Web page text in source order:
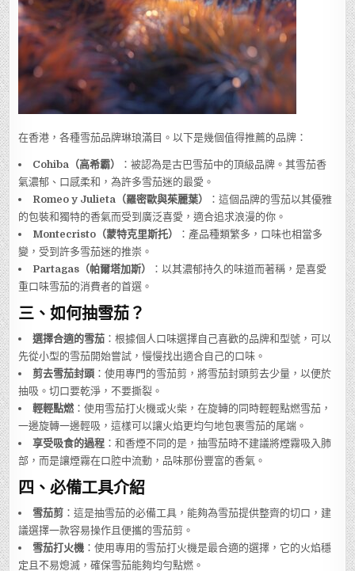
在香港，各種雪茄品牌琳琅滿目。以下是幾個值得推薦的品牌：
Cohiba（高希霸）
：被認為是古巴雪茄中的頂級品牌。其雪茄香
氣濃郁、口感柔和，為許多雪茄迷的最愛。
Romeo y Julieta（羅密歐與茱麗葉）
：這個品牌的雪茄以其優雅
的包裝和獨特的香氣而受到廣泛喜愛，適合追求浪漫的你。
Montecristo（蒙特克里斯托）
：產品種類繁多，口味也相當多
變，受到許多雪茄迷的推崇。
Partagas（帕爾塔加斯）
：以其濃郁持久的味道而著稱，是喜愛
重口味雪茄的消費者的首選。
三、如何抽雪茄？
選擇合適的雪茄 ：根據個人口味選擇自己喜歡的品牌和型號，可以
先從小型的雪茄開始嘗試，慢慢找出適合自己的口味。
剪去雪茄封頭 ：使用專門的雪茄剪，將雪茄封頭剪去少量，以便於
抽吸。切口要乾淨，不要撕裂。
輕輕點燃 ：使用雪茄打火機或火柴，在旋轉的同時輕輕點燃雪茄，
一邊旋轉一邊輕吸，這樣可以讓火焰更均勻地包裹雪茄的尾端。
享受吸食的過程 ：和香煙不同的是，抽雪茄時不建議將煙霧吸入肺
部，而是讓煙霧在口腔中流動，品味那份豐富的香氣。
四、必備工具介紹
雪茄剪 ：這是抽雪茄的必備工具，能夠為雪茄提供整齊的切口，建
議選擇一款容易操作且便攜的雪茄剪。
雪茄打火機 ：使用專用的雪茄打火機是最合適的選擇，它的火焰穩
定且不易熄滅，確保雪茄能夠均勻點燃。